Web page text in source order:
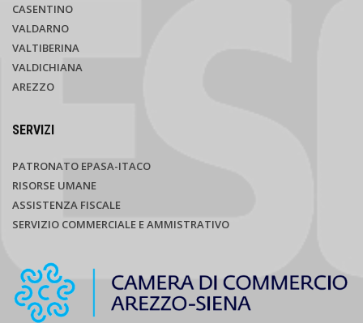
CASENTINO
VALDARNO
VALTIBERINA
VALDICHIANA
AREZZO
SERVIZI
PATRONATO EPASA-ITACO
RISORSE UMANE
ASSISTENZA FISCALE
SERVIZIO COMMERCIALE E AMMISTRATIVO